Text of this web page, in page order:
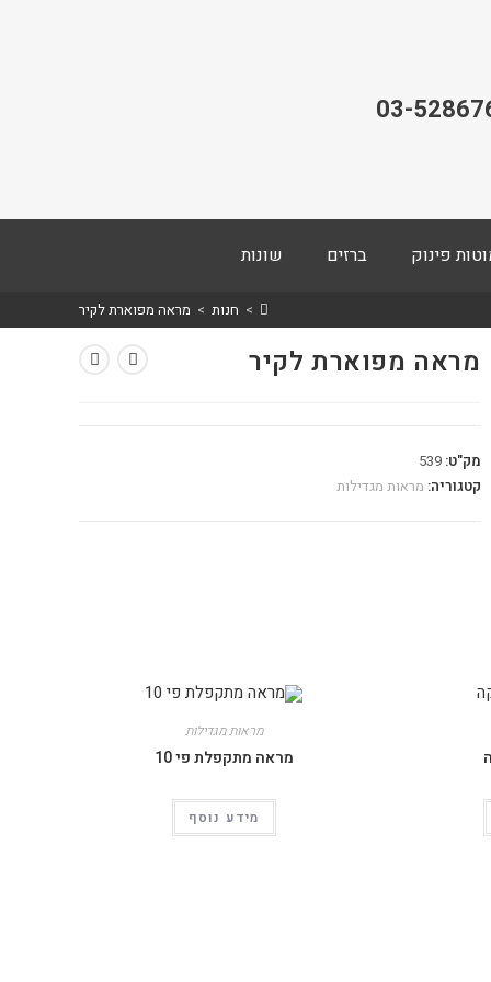
03-
פינוק ברזים שונות
> חנות > מראה מפוארת לקיר
מראה מפוארת לקיר
מק"ט:539
קטגוריה: מראות מגדילות
מראות מגדילות
מראה מתקפלת פי 10
מידע נוסף